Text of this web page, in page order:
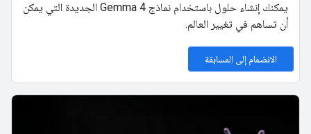
يمكنك إنشاء حلول باستخدام نماذج Gemma 4 الجديدة التي يمكن
أن تساهم في تغيير العالم.
الانضمام إلى المسابقة